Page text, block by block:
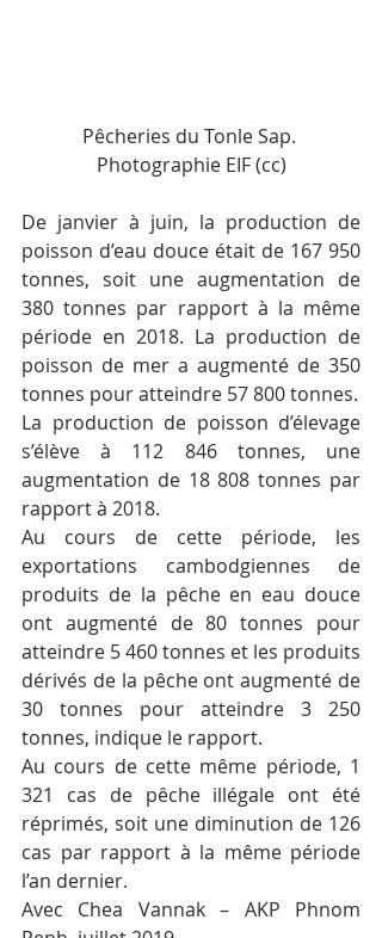
Pêcheries du Tonle Sap.
Photographie EIF (cc)
De janvier à juin, la production de
poisson d’eau douce était de 167 950
tonnes, soit une augmentation de
380 tonnes par rapport à la même
période en 2018. La production de
poisson de mer a augmenté de 350
tonnes pour atteindre 57 800 tonnes.
La production de poisson d’élevage
s’élève à 112 846 tonnes, une
augmentation de 18 808 tonnes par
rapport à 2018.
Au cours de cette période, les
exportations cambodgiennes de
produits de la pêche en eau douce
ont augmenté de 80 tonnes pour
atteindre 5 460 tonnes et les produits
dérivés de la pêche ont augmenté de
30 tonnes pour atteindre 3 250
tonnes, indique le rapport.
Au cours de cette même période, 1
321 cas de pêche illégale ont été
réprimés, soit une diminution de 126
cas par rapport à la même période
l’an dernier.
Avec Chea Vannak – AKP Phnom